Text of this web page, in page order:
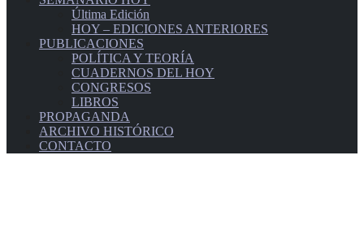
Última Edición
HOY – EDICIONES ANTERIORES
PUBLICACIONES
POLÍTICA Y TEORÍA
CUADERNOS DEL HOY
CONGRESOS
LIBROS
PROPAGANDA
ARCHIVO HISTÓRICO
CONTACTO